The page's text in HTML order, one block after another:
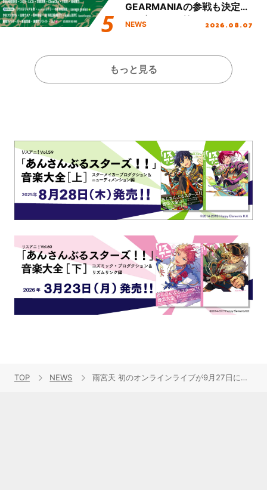
GEARMANIAの参戦も決定
し、初となる第3ステージの
NEWS 2026.08.07
もっと見る
TOP NEWS 雨宮天 初のオンラインライブが9月27日に決定！自身のYouTubeチャンネルには登録者15万人を記念して、初の英語コメントも含めたファン必見なコミカルなチャレンジ動画もアップ！